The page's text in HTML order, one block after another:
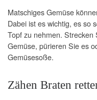
Matschiges Gemüse
Dabei ist es wichtig, es so
Topf zu nehmen. Strecken
Gemüse, pürieren Sie es
Gemüsesoße.
Zähen Braten